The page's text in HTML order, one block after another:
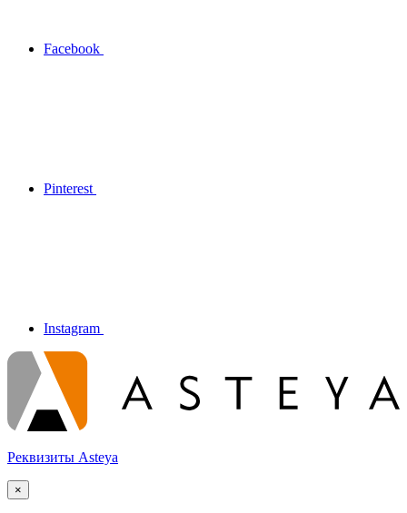
Facebook
Pinterest
Instagram
Реквизиты Asteya
×